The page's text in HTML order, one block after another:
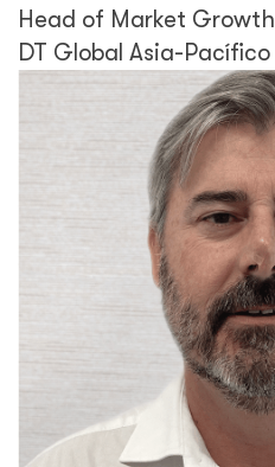
Head of Market Growth
DT Global Asia-Pacífico